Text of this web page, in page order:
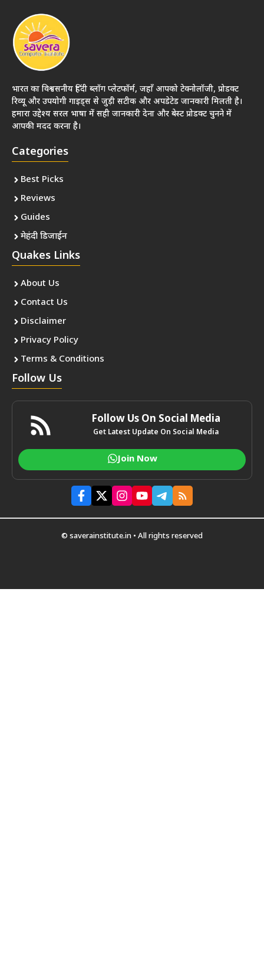
भारत का विश्वसनीय हिंदी ब्लॉग प्लेटफॉर्म, जहाँ आपको टेक्नोलॉजी, प्रोडक्ट
रिव्यू और उपयोगी गाइड्स से जुड़ी सटीक और अपडेटेड जानकारी मिलती है।
हमारा उद्देश्य सरल भाषा में सही जानकारी देना और बेस्ट प्रोडक्ट चुनने में
आपकी मदद करना है।
Categories
Best Picks
Reviews
Guides
मेहंदी डिजाईन
Quakes Links
About Us
Contact Us
Disclaimer
Privacy Policy
Terms & Conditions
Follow Us
Follow Us On Social Media
Get Latest Update On Social Media
Join Now
© saverainstitute.in • All rights reserved